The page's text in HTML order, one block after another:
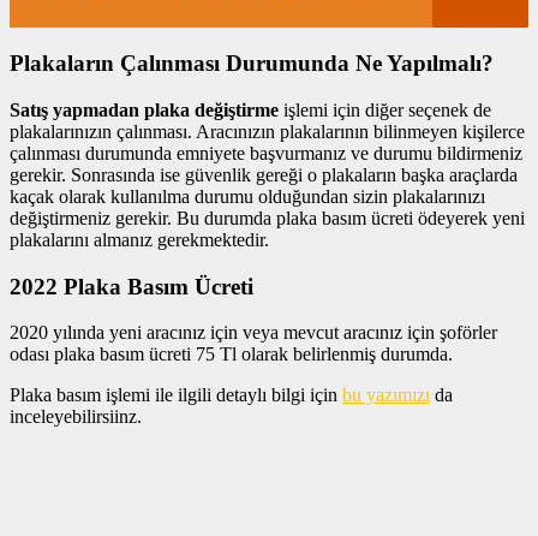
Plakaların Çalınması Durumunda Ne Yapılmalı?
Satış yapmadan plaka değiştirme işlemi için diğer seçenek de
plakalarınızın çalınması. Aracınızın plakalarının bilinmeyen kişilerce
çalınması durumunda emniyete başvurmanız ve durumu bildirmeniz
gerekir. Sonrasında ise güvenlik gereği o plakaların başka araçlarda
kaçak olarak kullanılma durumu olduğundan sizin plakalarınızı
değiştirmeniz gerekir. Bu durumda plaka basım ücreti ödeyerek yeni
plakalarını almanız gerekmektedir.
2022 Plaka Basım Ücreti
2020 yılında yeni aracınız için veya mevcut aracınız için şoförler
odası plaka basım ücreti 75 Tl olarak belirlenmiş durumda.
Plaka basım işlemi ile ilgili detaylı bilgi için bu yazımızı da
inceleyebilirsiinz.